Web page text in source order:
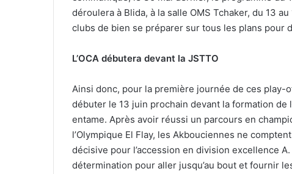
déroulera à Blida, à la salle OMS Tchaker, du 13
clubs de bien se préparer sur tous les plans pour
L’OCA débutera devant la JSTTO
Ainsi donc, pour la première journée de ces play-
débuter le 13 juin prochain devant la formation
entame. Après avoir réussi un parcours en
l’Olympique El Flay, les Akbouciennes ne
décisive pour l’accession en division excellence
détermination pour aller jusqu’au bout et fournir